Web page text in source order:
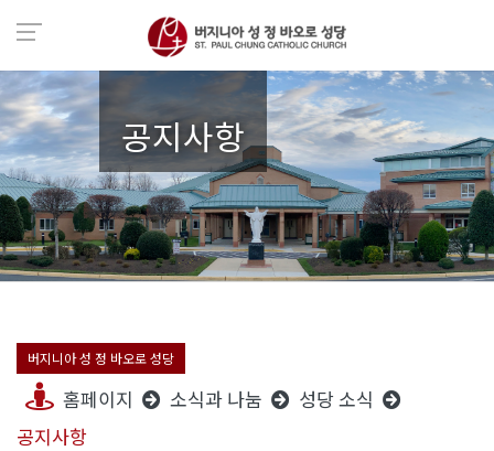
공지사항
버지니아 성 정 바오로 성당
홈페이지 소식과 나눔
성당 소식
공지사항